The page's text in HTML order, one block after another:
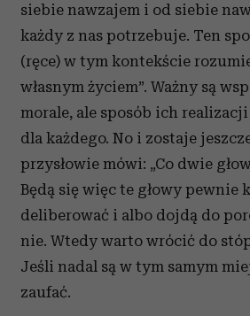
siebie nawzajem i od siebie
każdy z nas potrzebuje. Ten
(ręce) w tym kontekście
własnym życiem”. Ważny są
morale, ale sposób ich
dla każdego. No i zostaje
przysłowie mówi: „Co dwie
Będą się więc te głowy pewnie
deliberować i albo dojdą do
nie. Wtedy warto wrócić do
Jeśli nadal są w tym samym
zaufać.